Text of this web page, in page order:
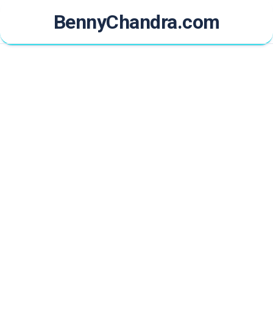
content
BennyChandra.com